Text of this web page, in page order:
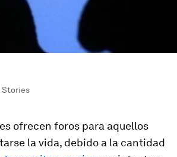
Stories
ofrecen foros para aquellos
la vida, debido a la cantidad